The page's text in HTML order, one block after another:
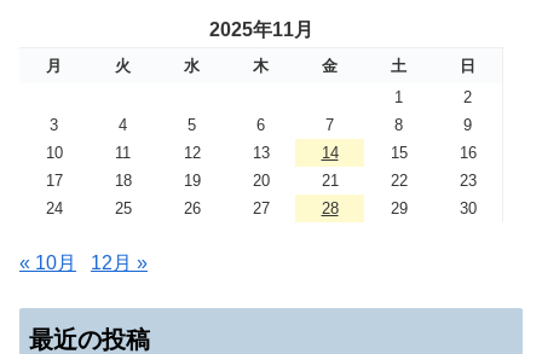
2025年11月
月 火 水 木 金 土
日
1
2
3
4 5 6 7 8
9
10
11 12 13 14 15
16
17
18 19 20 21 22
23
24
25 26 27 28 29 30
« 10月 12月 »
最近の投稿